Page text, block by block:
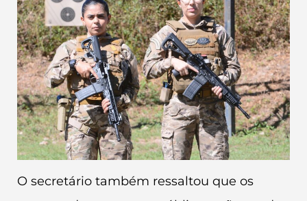
O secretário também ressaltou que os